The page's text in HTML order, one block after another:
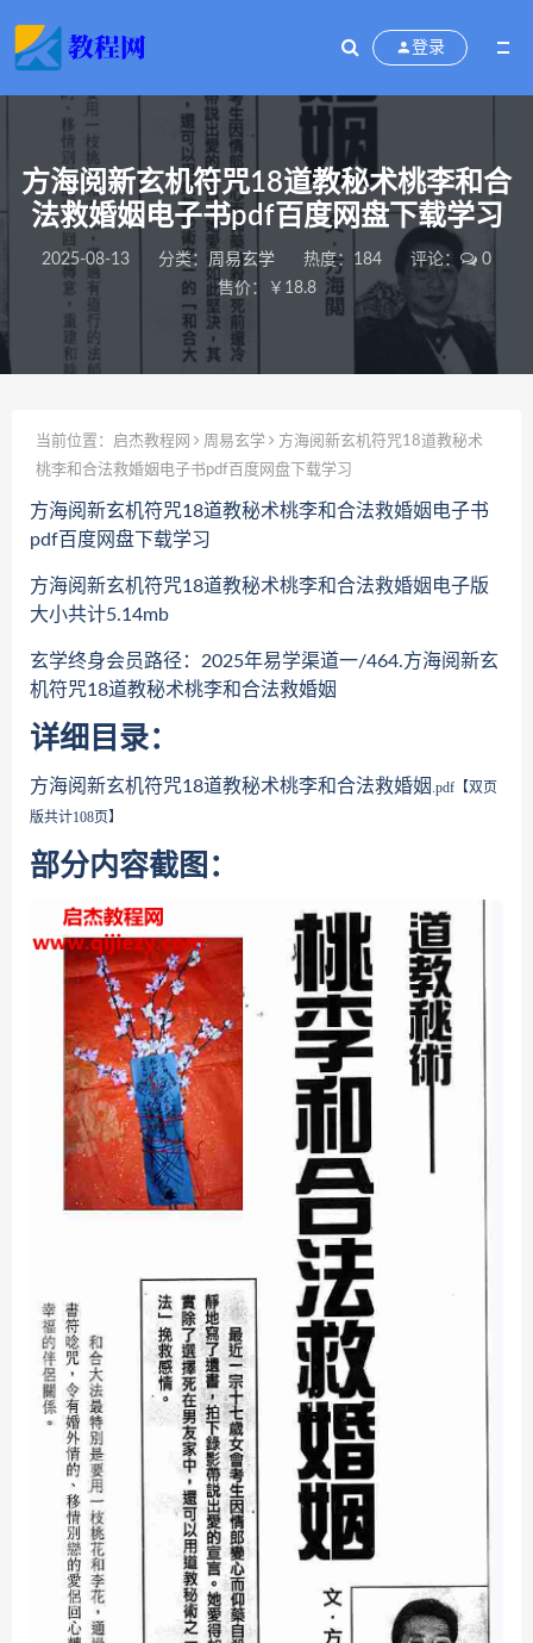
登录
方海阅新玄机符咒18道教秘术桃李和合
法救婚姻电子书pdf百度网盘下载学习
2025-08-13 分类：周易玄学 热度：184 评论：
0
售价：￥18.8
当前位置： 启杰教程网 周易玄学
方海阅新玄机符咒18道教秘术
桃李和合法救婚姻电子书pdf百度网盘下载学习
方海阅新玄机符咒18道教秘术桃李和合法救婚姻电子书
pdf百度网盘下载学习
方海阅新玄机符咒18道教秘术桃李和合法救婚姻电子版
大小共计5.14mb
玄学终身会员路径：2025年易学渠道一/464.方海阅新玄
机符咒18道教秘术桃李和合法救婚姻
详细目录：
方海阅新玄机符咒18道教秘术桃李和合法救婚姻 .pdf【双页
版共计108页】
部分内容截图：